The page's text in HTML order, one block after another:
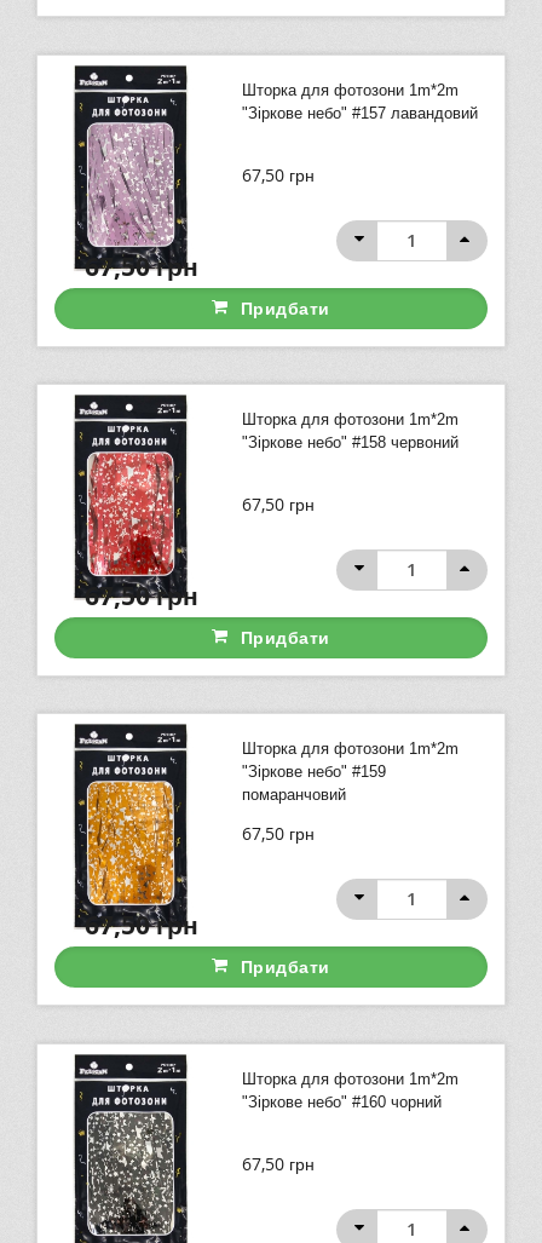
Шторка для фотозони 1m*2m
"Зіркове небо" #157 лавандовий
67,50 грн
67,50грн
Придбати
Шторка для фотозони 1m*2m
"Зіркове небо" #158 червоний
67,50 грн
67,50грн
Придбати
Шторка для фотозони 1m*2m
"Зіркове небо" #159
помаранчовий
67,50 грн
67,50грн
Придбати
Шторка для фотозони 1m*2m
"Зіркове небо" #160 чорний
67,50 грн